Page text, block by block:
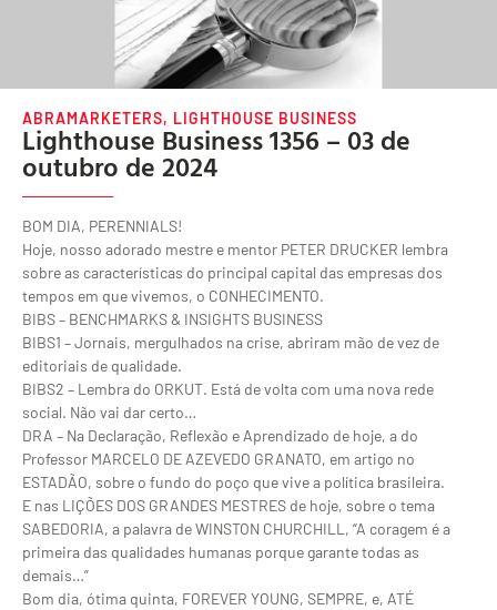
ABRAMARKETERS, LIGHTHOUSE BUSINESS
Lighthouse Business 1356 – 03 de
outubro de 2024
BOM DIA, PERENNIALS!
Hoje, nosso adorado mestre e mentor PETER DRUCKER lembra
sobre as características do principal capital das empresas dos
tempos em que vivemos, o CONHECIMENTO.
BIBS – BENCHMARKS & INSIGHTS BUSINESS
BIBS1 – Jornais, mergulhados na crise, abriram mão de vez de
editoriais de qualidade.
BIBS2 – Lembra do ORKUT. Está de volta com uma nova rede
social. Não vai dar certo…
DRA – Na Declaração, Reflexão e Aprendizado de hoje, a do
Professor MARCELO DE AZEVEDO GRANATO, em artigo no
ESTADÃO, sobre o fundo do poço que vive a política brasileira.
E nas LIÇÕES DOS GRANDES MESTRES de hoje, sobre o tema
SABEDORIA, a palavra de WINSTON CHURCHILL, “A coragem é a
primeira das qualidades humanas porque garante todas as
demais…”
Bom dia, ótima quinta, FOREVER YOUNG, SEMPRE, e, ATÉ